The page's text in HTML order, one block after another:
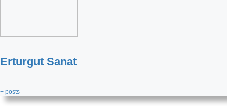
Erturgut Sanat
+ posts